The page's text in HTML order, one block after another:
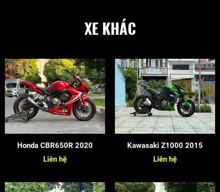
XE KHÁC
Honda CBR650R 2020
Liên hệ
Kawasaki Z1000 2015
Liên hệ